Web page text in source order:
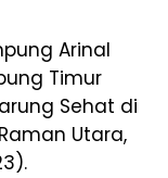
Arinal
Timur
Sehat di
Utara,